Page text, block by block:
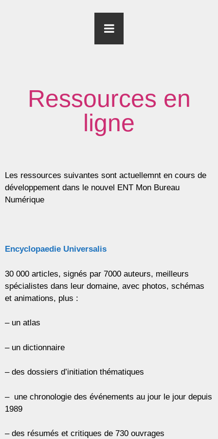
Ressources en
ligne
Les ressources suivantes sont actuellemnt en cours de
développement dans le nouvel ENT Mon Bureau
Numérique
Encyclopaedie Universalis
30 000 articles, signés par 7000 auteurs, meilleurs
spécialistes dans leur domaine, avec photos, schémas
et animations, plus :
– un atlas
– un dictionnaire
– des dossiers d’initiation thématiques
– une chronologie des événements au jour le jour depuis
1989
– des résumés et critiques de 730 ouvrages